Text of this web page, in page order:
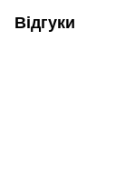
Відгуки